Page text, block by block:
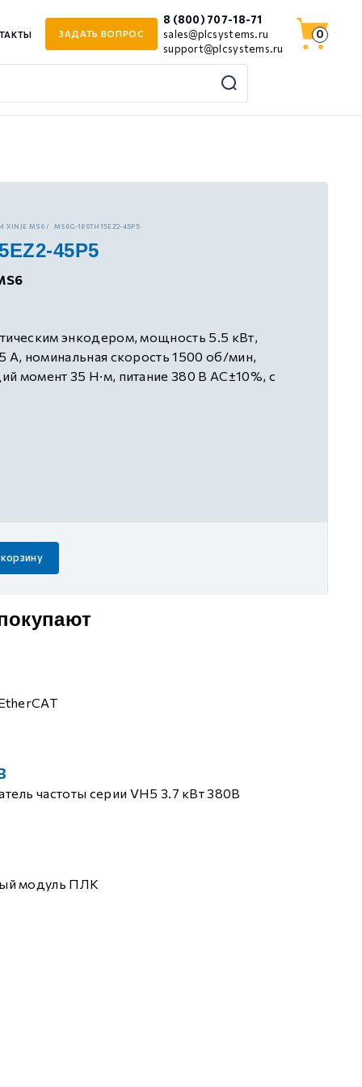
ЗАДАТЬ ВОПРОС
8 (800) 707-18-71
sales@plcsystems.ru
support@plcsystems.ru
0
XINJE MS6 MS6G-180TH15EZ2-45P5
45P5
энкодером, мощность 5.5 кВт,
А, номинальная скорость 1500 об/мин,
момент 35 Н·м, питание 380 В AC±10%, с
частоты серии VH5 3.7 кВт 380В
модуль ПЛК